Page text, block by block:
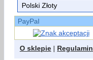
PayPal
O sklepie | Regulamin